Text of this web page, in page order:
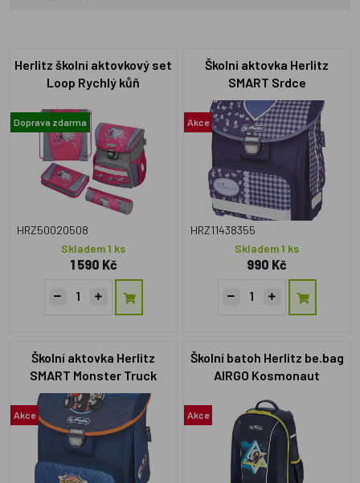
Herlitz školní aktovkový set
Loop Rychlý kůň
Doprava zdarma
HRZ50020508
Skladem 1 ks
1 590 Kč
Školní aktovka Herlitz
SMART Srdce
Akce
HRZ11438355
Skladem 1 ks
990 Kč
Školní aktovka Herlitz
SMART Monster Truck
Akce
Školní batoh Herlitz be.bag
AIRGO Kosmonaut
Akce